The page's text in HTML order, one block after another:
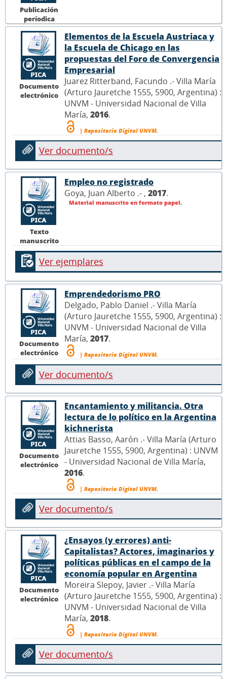
Publicación
períodica
Documento
electrónico
Elementos de la Escuela Austriaca y
la Escuela de Chicago en las
propuestas del Foro de Convergencia
Empresarial
Juarez Ritterband, Facundo .- Villa María
(Arturo Jauretche 1555, 5900, Argentina) :
UNVM - Universidad Nacional de Villa
María, 2016.
| Repositorio Digital UNVM.
Ver documento/s
Texto
manuscrito
Empleo no registrado
Goya, Juan Alberto .- , 2017.
Material manuscrito en formato papel.
Ver ejemplares
Documento
electrónico
Emprendedorismo PRO
Delgado, Pablo Daniel .- Villa María
(Arturo Jauretche 1555, 5900, Argentina) :
UNVM - Universidad Nacional de Villa
María, 2017.
| Repositorio Digital UNVM.
Ver documento/s
Documento
electrónico
Encantamiento y militancia. Otra
lectura de lo político en la Argentina
kichnerista
Attias Basso, Aarón .- Villa María (Arturo
Jauretche 1555, 5900, Argentina) : UNVM
- Universidad Nacional de Villa María,
2016.
| Repositorio Digital UNVM.
Ver documento/s
Documento
electrónico
¿Ensayos (y errores) anti-
Capitalistas? Actores, imaginarios y
políticas públicas en el campo de la
economía popular en Argentina
Moreira Slepoy, Javier .- Villa María
(Arturo Jauretche 1555, 5900, Argentina) :
UNVM - Universidad Nacional de Villa
María, 2018.
| Repositorio Digital UNVM.
Ver documento/s